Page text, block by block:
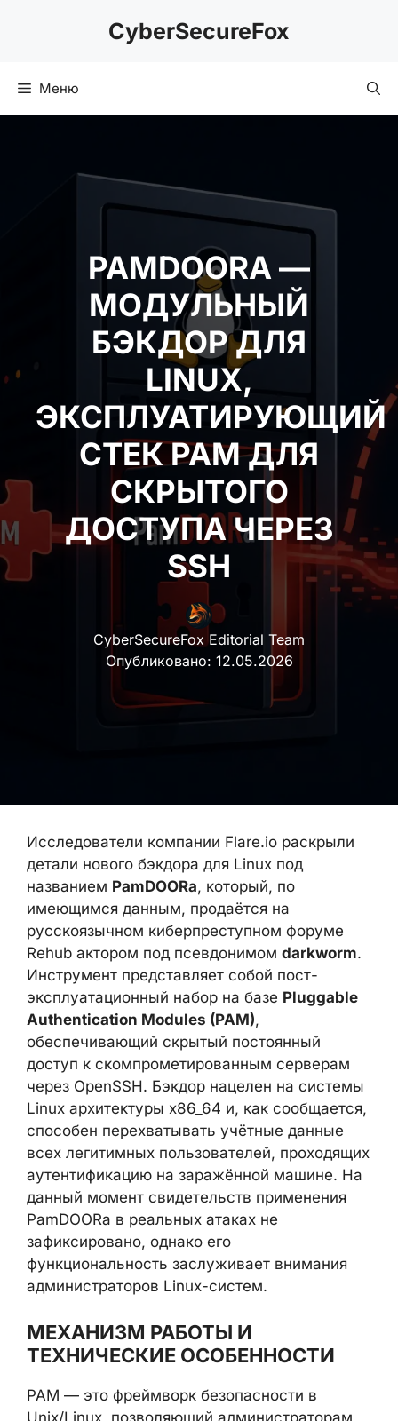
CyberSecureFox
Меню
PAMDOORA —
МОДУЛЬНЫЙ
БЭКДОР ДЛЯ LINUX,
ЭКСПЛУАТИРУЮЩИЙ
СТЕК PAM ДЛЯ
СКРЫТОГО ДОСТУПА
ЧЕРЕЗ SSH
CyberSecureFox Editorial Team
Опубликовано:
имеющимся данным, продаётся на
русскоязычном киберпреступном форуме
Rehub актором под псевдонимом
darkworm . Инструмент представляет собой
пост-эксплуатационный набор на базе
Pluggable Authentication Modules (PAM) ,
обеспечивающий скрытый постоянный
доступ к скомпрометированным серверам
через OpenSSH. Бэкдор нацелен на
системы Linux архитектуры x86_64 и, как
сообщается, способен перехватывать
учётные данные всех легитимных
пользователей, проходящих
аутентификацию на заражённой машине.
На данный момент свидетельств
применения PamDOORa в реальных атаках
не зафиксировано, однако его
функциональность заслуживает внимания
администраторов Linux-систем.
МЕХАНИЗМ РАБОТЫ И
ТЕХНИЧЕСКИЕ ОСОБЕННОСТИ
PAM — это фреймворк безопасности в
Unix/Linux, позволяющий администраторам
подключать различные механизмы
аутентификации (пароли, биометрия,